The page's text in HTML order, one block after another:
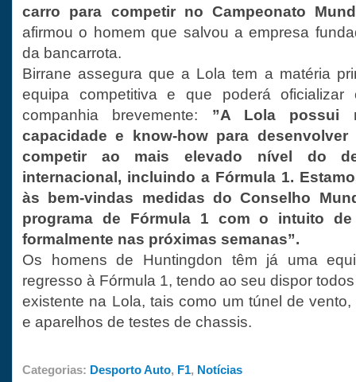
carro para competir no Campeonato
afirmou o homem que salvou a empresa
da bancarrota.
Birrane assegura que a Lola tem a matéria
equipa competitiva e que poderá
companhia brevemente: ”A Lola possui
capacidade e know-how para
competir ao mais elevado nível do
internacional, incluindo a Fórmula 1.
às bem-vindas medidas do Conselho
programa de Fórmula 1 com o intuito
formalmente nas próximas semanas”.
Os homens de Huntingdon têm já uma
regresso à Fórmula 1, tendo ao seu dispor
existente na Lola, tais como um túnel de
e aparelhos de testes de chassis.
Categorias: Desporto Auto, F1, Notícias